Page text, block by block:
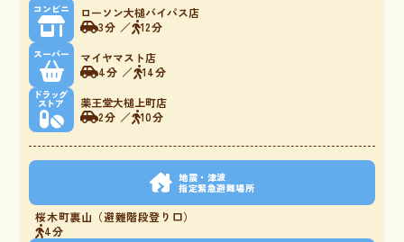
コンビニ
ローソン大槌バイパス店
3分 ／
12分
スーパー
マイヤマスト店
4分 ／
14分
ドラッグ
ストア
薬王堂大槌上町店
2分 ／
10分
地震・津波
指定緊急避難場所
桜木町裏山（避難階段登り口）
4分